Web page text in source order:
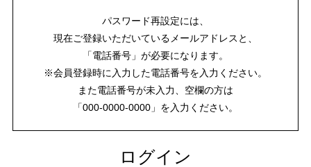
パスワード再設定には、
現在ご登録いただいているメールアドレスと、
「電話番号」が必要になります。
※会員登録時に入力した電話番号を入力ください。
また電話番号が未入力、空欄の方は
「000-0000-0000」を入力ください。
ログイン